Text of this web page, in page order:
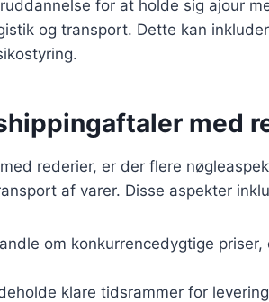
for at holde sig ajour
og transport. Dette kan
med
rederier, er der flere
af varer. Disse aspekter
om konkurrencedygtige priser,
klare tidsrammer for